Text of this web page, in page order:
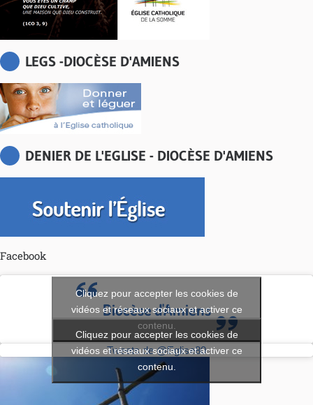
LEGS -DIOCÈSE D'AMIENS
DENIER DE L'EGLISE - DIOCÈSE D'AMIENS
Facebook
Diocèse d'Amiens
Cliquez pour accepter les cookies de
vidéos et réseaux sociaux et activer ce
contenu.
Tweets de @Eglise80
Cliquez pour accepter les cookies de
vidéos et réseaux sociaux et activer ce
contenu.